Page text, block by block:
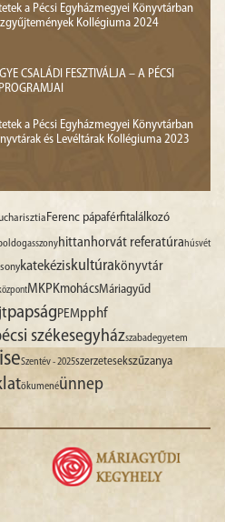
a Pécsi Egyházmegyei Könyvtárban
Kollégiuma 2024
CSALÁDI FESZTIVÁLJA – A PÉCSI
a Pécsi Egyházmegyei Könyvtárban
és Levéltárak Kollégiuma 2023
Ferenc pápaférfitalálkozó
hittanhorvát referatúrahúsvét
katekéziskultúra könyvtár
MKPKmohácsMáriagyűd
papság PEMpphf
székesegyházszabadegyetem
Szentév - 2025szerzetesekszűzanya
ökumenéünnep